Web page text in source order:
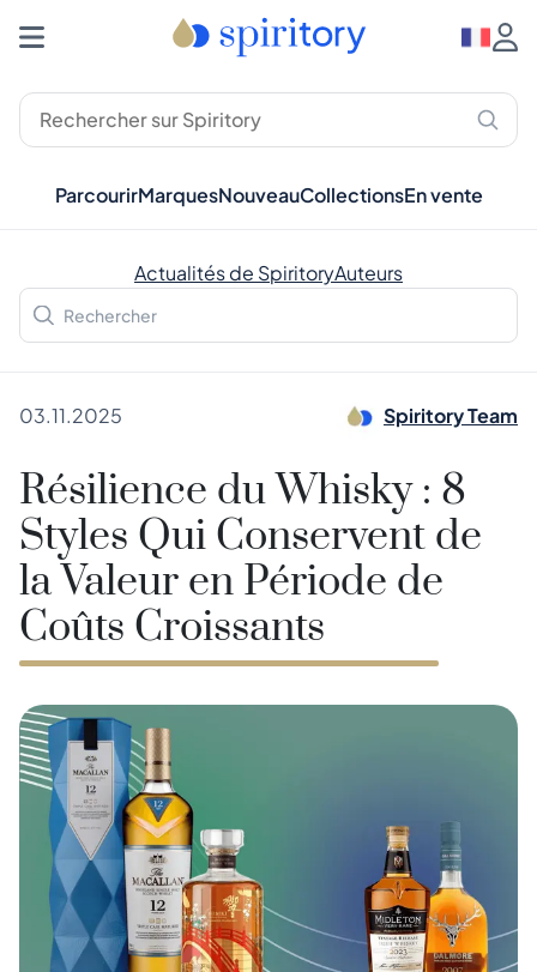
ParcourirMarquesNouveauCollectionsEn vente
Actualités de SpiritoryAuteurs
03.11.2025 Spiritory Team
Résilience du Whisky : 8
Styles Qui Conservent de
la Valeur en Période de
Coûts Croissants